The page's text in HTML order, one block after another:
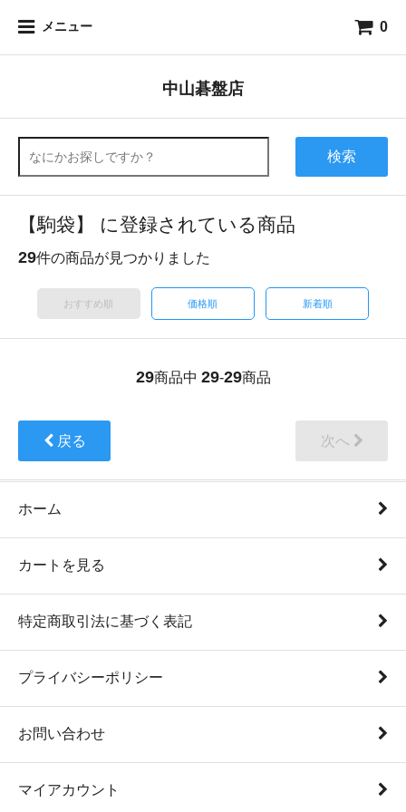
メニュー 0
中山碁盤店
検索
【駒袋】 に登録されている商品
29件の商品が見つかりました
おすすめ順 価格順 新着順
29商品中 29-29商品
戻る 次へ
ホーム
カートを見る
特定商取引法に基づく表記
プライバシーポリシー
お問い合わせ
マイアカウント